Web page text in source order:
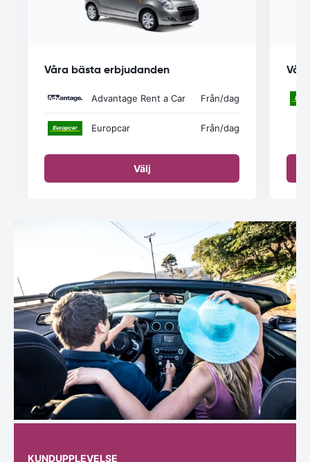
Våra bästa erbjudanden
Advantage Rent a Car Från/dag
Europcar Från/dag
Välj
KUNDUPPLEVELSE